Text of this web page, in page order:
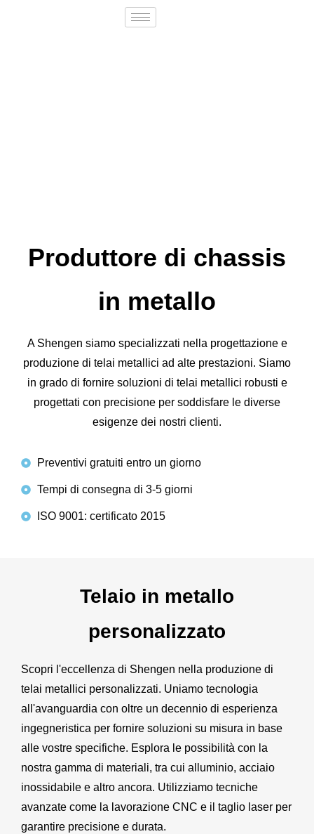
Produttore di chassis
in metallo
A Shengen siamo specializzati nella progettazione e
produzione di telai metallici ad alte prestazioni. Siamo
in grado di fornire soluzioni di telai metallici robusti e
progettati con precisione per soddisfare le diverse
esigenze dei nostri clienti.
Preventivi gratuiti entro un giorno
Tempi di consegna di 3-5 giorni
ISO 9001: certificato 2015
Telaio in metallo
personalizzato
Scopri l'eccellenza di Shengen nella produzione di
telai metallici personalizzati. Uniamo tecnologia
all'avanguardia con oltre un decennio di esperienza
ingegneristica per fornire soluzioni su misura in base
alle vostre specifiche. Esplora le possibilità con la
nostra gamma di materiali, tra cui alluminio, acciaio
inossidabile e altro ancora. Utilizziamo tecniche
avanzate come la lavorazione CNC e il taglio laser per
garantire precisione e durata.